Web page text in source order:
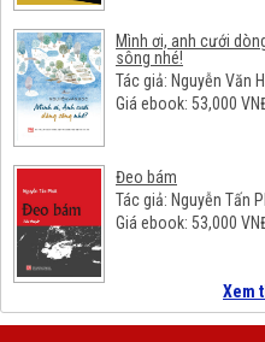
Mình ơi, anh cưới
sông nhé!
Tác giả: Nguyễn Văn
Giá ebook: 53,000
Đeo bám
Tác giả: Nguyễn Tấn
Giá ebook: 53,000
Xem